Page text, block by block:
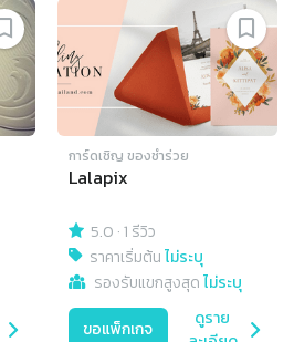
การ์ดเชิญ​ ของชำร่วย
Lalapix
5.0 ·1 รีวิว
ราคาเริ่มต้นไม่ระบุ
รองรับแขกสูงสุดไม่ระบุ
ขอแพ็กเกจ
ดูราย